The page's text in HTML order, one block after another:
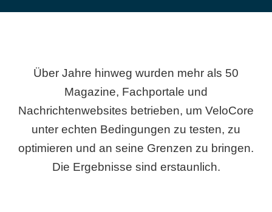
Über Jahre hinweg wurden mehr als 50
Magazine, Fachportale und
Nachrichtenwebsites betrieben, um VeloCore
unter echten Bedingungen zu testen, zu
optimieren und an seine Grenzen zu bringen.
Die Ergebnisse sind erstaunlich.